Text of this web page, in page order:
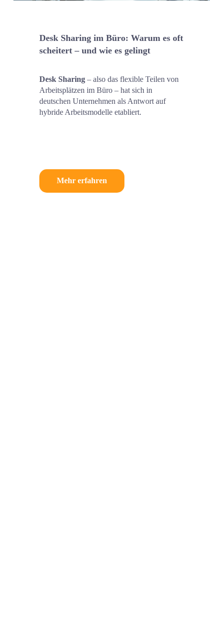
Desk Sharing im Büro: Warum es oft
scheitert – und wie es gelingt
Desk Sharing – also das flexible Teilen von
Arbeitsplätzen im Büro – hat sich in
deutschen Unternehmen als Antwort auf
hybride Arbeitsmodelle etabliert.
Mehr erfahren